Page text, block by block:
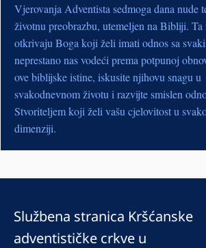
Vjerovanja Adventista sedmoga dana nude
životnu preobrazbu, utemeljen na Bibliji. Ta
otkrivaju Boga koji želi imati odnos sa
neprestano nas vodeći prema potpunoj
ove biblijske istine, iskusite njihovu snagu u
svakodnevnom životu i razvijte smislen
Stvoriteljem koji želi vašu cjelovitost u
dimenziji.
Službena stranica Kršćanske
adventističke crkve u